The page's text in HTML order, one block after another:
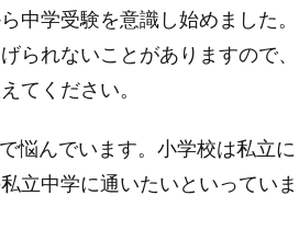
中学受験を意識し始めました。
られないことがありますので、
てください。
悩んでいます。小学校は私立に
立中学に通いたいといっていま